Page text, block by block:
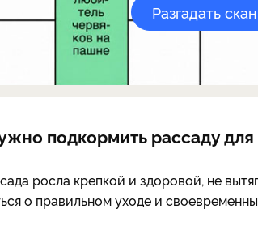
Разгадать
подкормить рассаду для
росла крепкой и здоровой, не
о правильном уходе и